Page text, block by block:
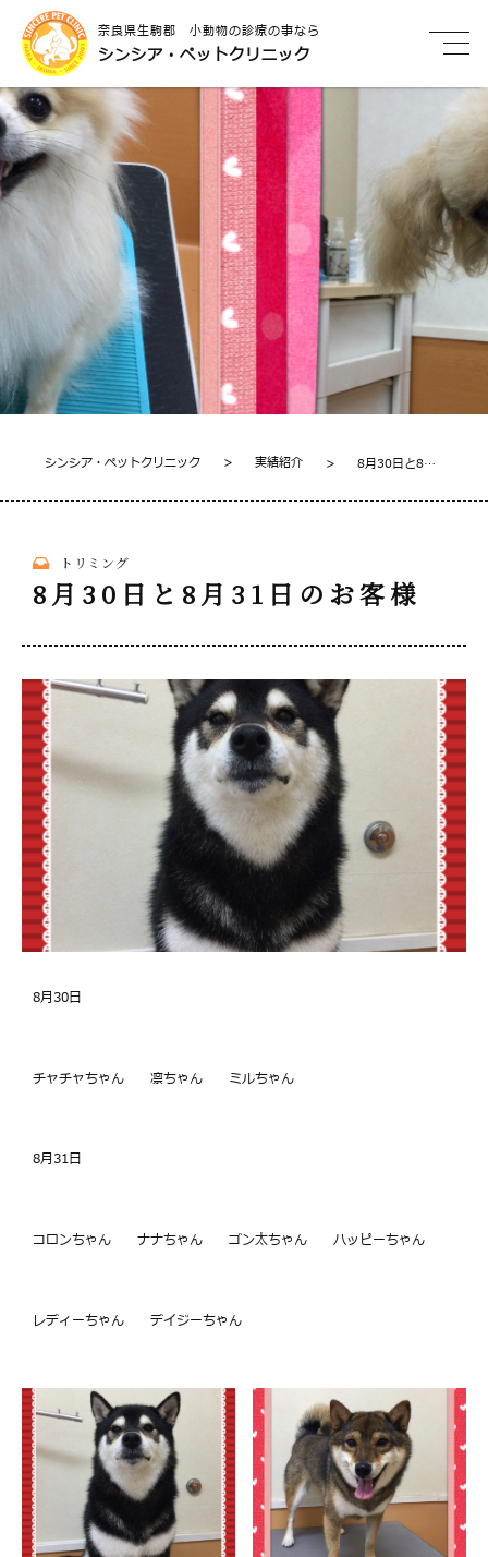
奈良県生駒郡 小動物の診療の事なら
シンシア・ペットクリニック
シンシア・ペットクリニック > 実績紹介 > 8月30日と8月
トリミング
8月30日と8月31日のお客様
8月30日
チャチャちゃん 凛ちゃん ミルちゃん
8月31日
コロンちゃん ナナちゃん ゴン太ちゃん ハッピーちゃん
レディーちゃん デイジーちゃん